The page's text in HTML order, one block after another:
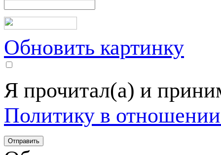
Обновить картинку
Я прочитал(а) и
Политику в